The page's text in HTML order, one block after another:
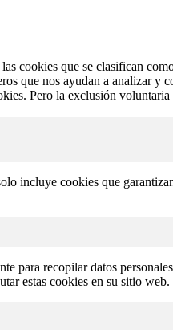
cookies que se clasifican
que nos ayudan a analizar y
Pero la exclusión
incluye cookies que
para recopilar datos
estas cookies en su sitio web.